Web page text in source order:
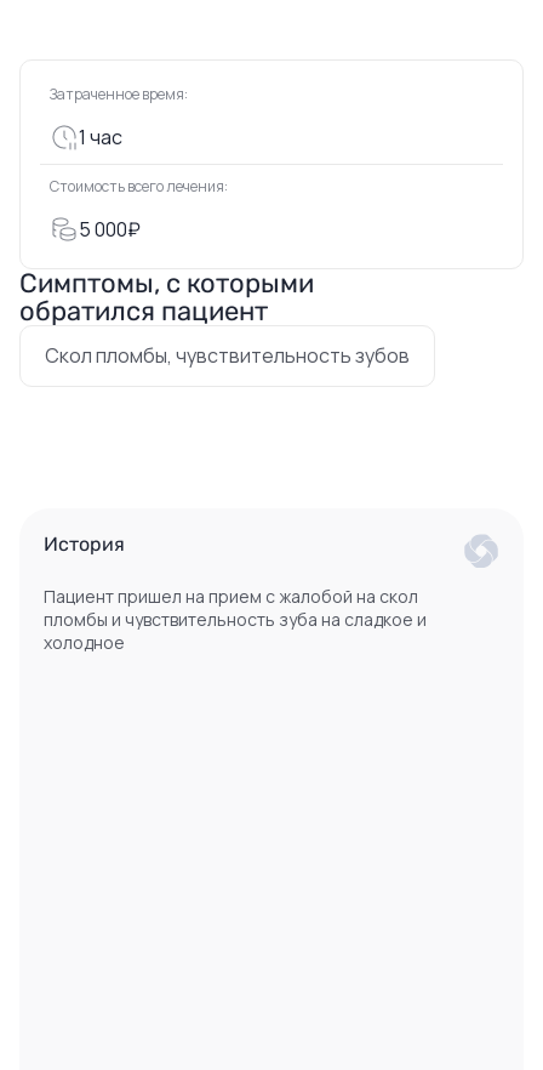
Затраченное время:
1 час
Стоимость всего лечения:
5 000₽
Симптомы, с которыми
обратился пациент
Скол пломбы, чувствительность зубов
История
Пациент пришел на прием с жалобой на скол
пломбы и чувствительность зуба на сладкое и
холодное